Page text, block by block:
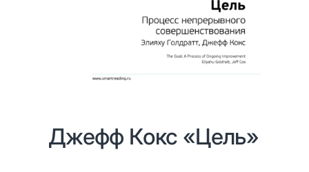
Джефф Кокс «Цель»